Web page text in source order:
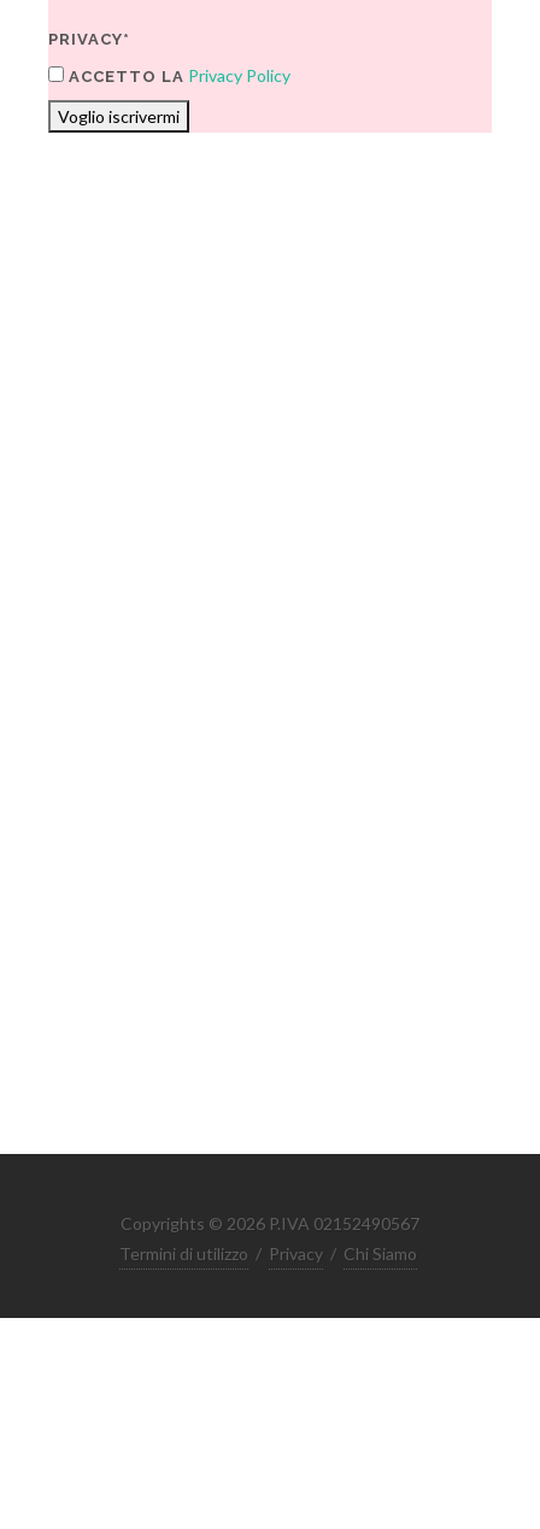
PRIVACY*
ACCETTO LA Privacy Policy
Voglio iscrivermi
Copyrights © 2026 P.IVA 02152490567
Termini di utilizzo / Privacy / Chi Siamo